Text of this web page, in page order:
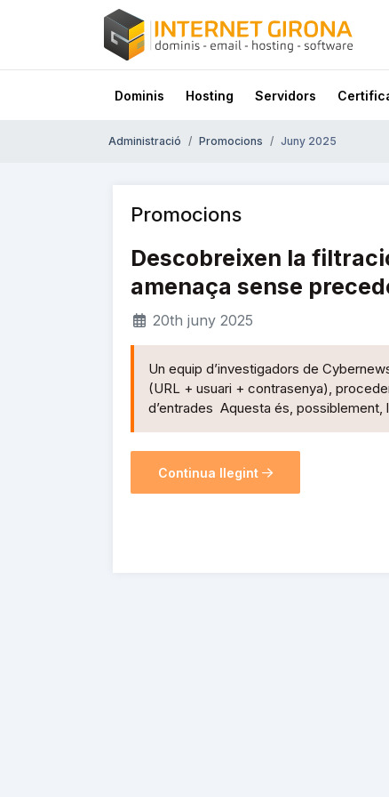
Dominis Hosting Servidors
Administració Promocions Juny 2025
Promocions
Descobreixen la
amenaça sense
20th juny 2025
Un equip d’investigadors de
(URL + usuari + contrasenya),
d’entrades Aquesta és,
Continua llegint